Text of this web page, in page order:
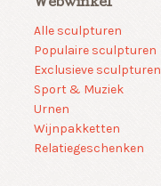
Webwinkel
Alle sculpturen
Populaire sculpturen
Exclusieve sculpturen
Sport & Muziek
Urnen
Wijnpakketten
Relatiegeschenken